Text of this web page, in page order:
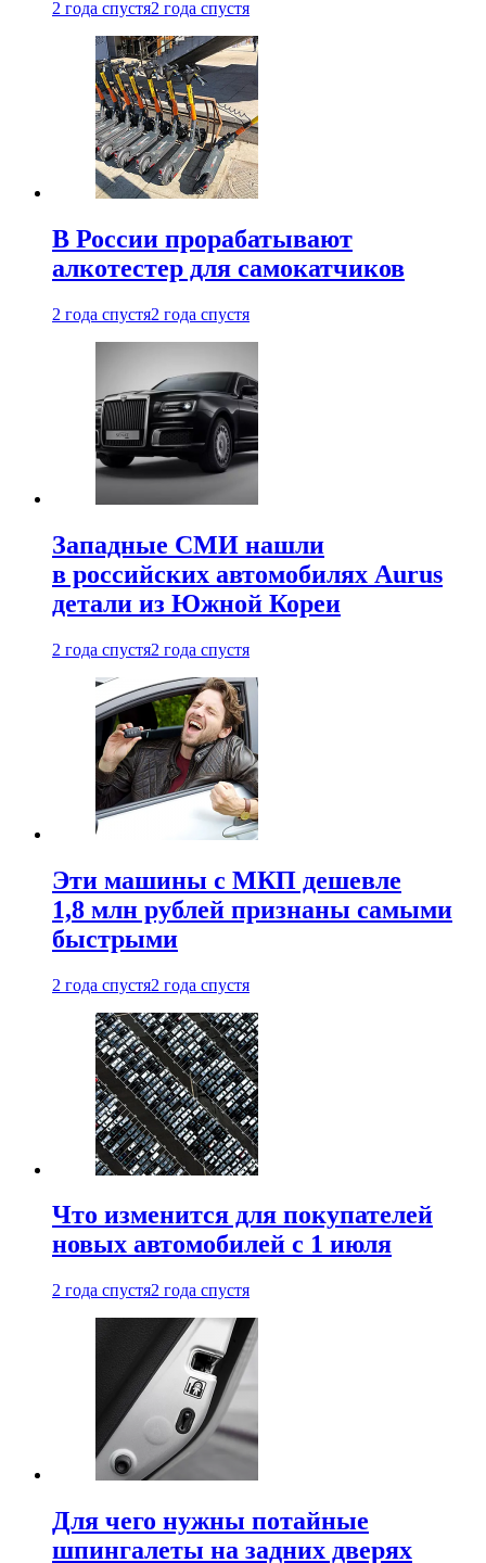
2 года спустя2 года спустя
В России прорабатывают
алкотестер для самокатчиков
2 года спустя2 года спустя
Западные СМИ нашли
в российских автомобилях Aurus
детали из Южной Кореи
2 года спустя2 года спустя
Эти машины с МКП дешевле
1,8 млн рублей признаны самыми
быстрыми
2 года спустя2 года спустя
Что изменится для покупателей
новых автомобилей с 1 июля
2 года спустя2 года спустя
Для чего нужны потайные
шпингалеты на задних дверях